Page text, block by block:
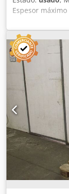
Espesor
Largo 1050 mm
auxiliares: 900
mm Tope
Voltaje: 380 V
mm Longitud:
Dkedpfx Aezku
mm Peso: aprox.